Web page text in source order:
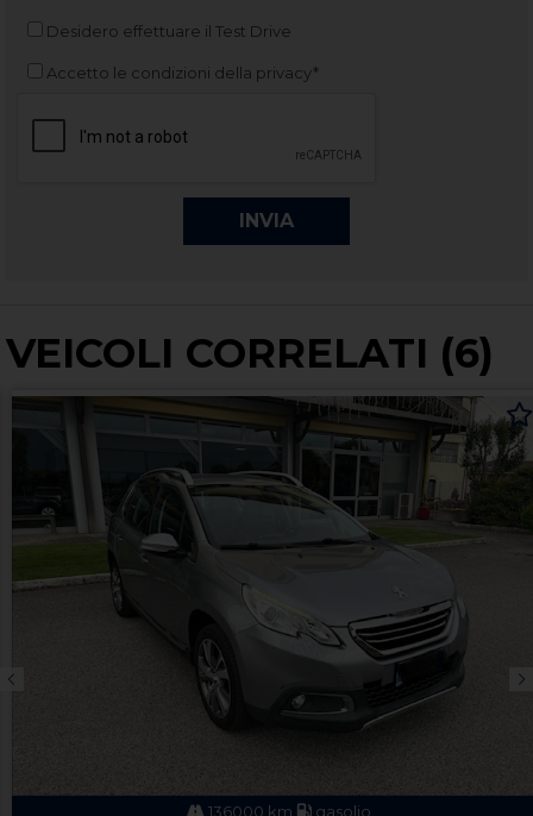
Desidero effettuare il Test Drive
Accetto le condizioni della privacy*
VEICOLI CORRELATI (6)
136000 km gasolio